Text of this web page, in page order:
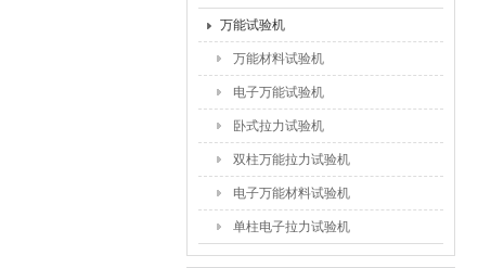
万能试验机
万能材料试验机
电子万能试验机
卧式拉力试验机
双柱万能拉力试验机
电子万能材料试验机
单柱电子拉力试验机